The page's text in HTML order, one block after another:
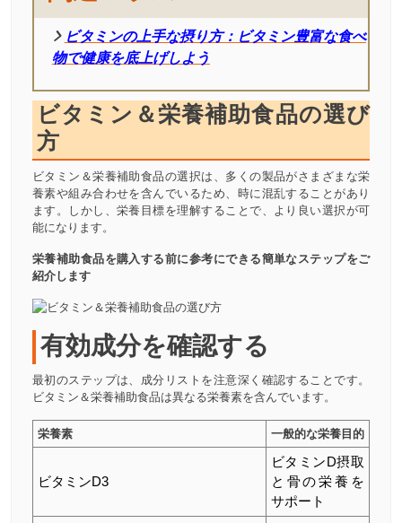
ビタミンの上手な摂り方：ビタミン豊富な食べ
物で健康を底上げしよう
ビタミン＆栄養補助食品の選び
方
ビタミン＆栄養補助食品の選択は、多くの製品がさまざまな栄
養素や組み合わせを含んでいるため、時に混乱することがあり
ます。しかし、栄養目標を理解することで、より良い選択が可
能になります。
栄養補助食品を購入する前に参考にできる簡単なステップをご
紹介します
有効成分を確認する
最初のステップは、成分リストを注意深く確認することです。
ビタミン＆栄養補助食品は異なる栄養素を含んでいます。
栄養素 一般的な栄養目的
ビタミンD3
ビタミンD摂取
と骨の栄養を
サポート